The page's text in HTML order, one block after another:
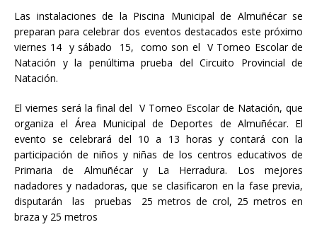
Las instalaciones de la Piscina Municipal de Almuñécar se
preparan para celebrar dos eventos destacados este próximo
viernes 14 y sábado 15, como son el V Torneo Escolar de
Natación y la penúltima prueba del Circuito Provincial de
Natación.
El viernes será la final del V Torneo Escolar de Natación, que
organiza el Área Municipal de Deportes de Almuñécar. El
evento se celebrará del 10 a 13 horas y contará con la
participación de niños y niñas de los centros educativos de
Primaria de Almuñécar y La Herradura. Los mejores
nadadores y nadadoras, que se clasificaron en la fase previa,
disputarán las pruebas 25 metros de crol, 25 metros en
braza y 25 metros